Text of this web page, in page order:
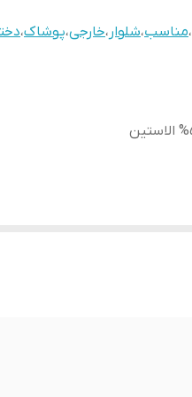
،مناسب،شلوار ،خارجی،پوشاک،